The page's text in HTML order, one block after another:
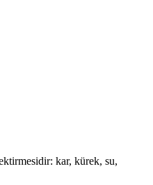
kar, kürek, su,